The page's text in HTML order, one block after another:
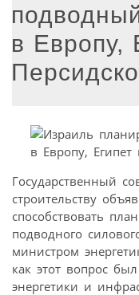
в Европу,
Государственный
строительству
способствовать
подводного
министром
как этот вопрос
энергетики и